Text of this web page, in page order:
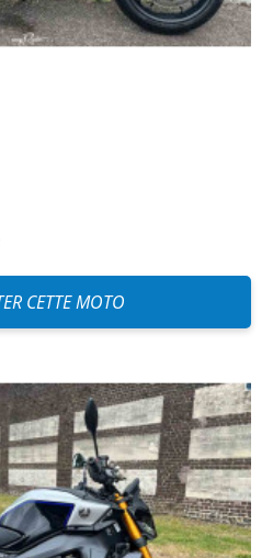
CETTE MOTO